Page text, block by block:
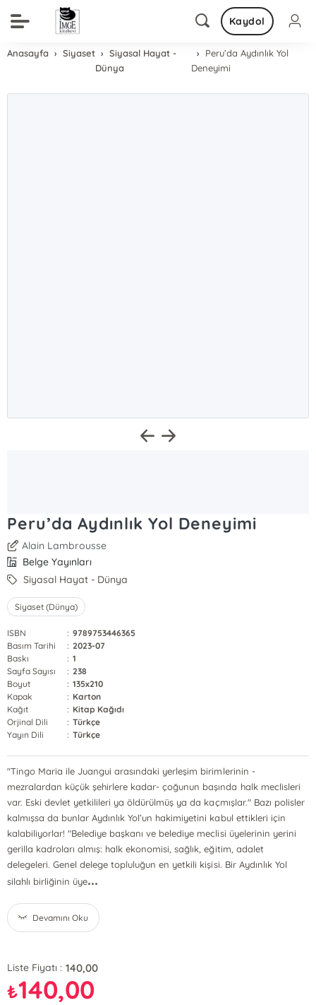
Kaydol
Anasayfa Siyaset
Siyasal Hayat -
Dünya
Peru’da Aydınlık Yol
Deneyimi
Peru’da Aydınlık Yol Deneyimi
Alain Lambrousse
Belge Yayınları
Siyasal Hayat - Dünya
Siyaset (Dünya)
ISBN : 9789753446365
Basım Tarihi
: 2023-07
Baskı
: 1
Sayfa Sayısı
: 238
Boyut
: 135x210
Kapak
: Karton
Kağıt
: Kitap Kağıdı
Orjinal Dili
: Türkçe
Yayın Dili
: Türkçe
"Tingo Maria ile Juangui arasındaki yerleşim birimlerinin -
mezralardan küçük şehirlere kadar- çoğunun başında halk meclisleri
var. Eski devlet yetkilileri ya öldürülmüş ya da kaçmışlar." Bazı polisler
kalmışsa da bunlar Aydınlık Yol’un hakimiyetini kabul ettikleri için
kalabiliyorlar! "Belediye başkanı ve belediye meclisi üyelerinin yerini
gerilla kadroları almış: halk ekonomisi, sağlık, eğitim, adalet
delegeleri. Genel delege topluluğun en yetkili kişisi. Bir Aydınlık Yol
silahlı birliğinin üye...
Devamını Oku
Liste Fiyatı : 140,00
₺140,00